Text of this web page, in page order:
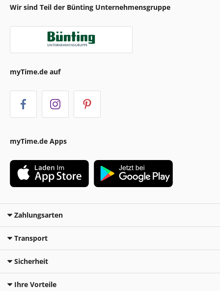
Wir sind Teil der Bünting Unternehmensgruppe
myTime.de auf
myTime.de Apps
Zahlungsarten
Transport
Sicherheit
Ihre Vorteile